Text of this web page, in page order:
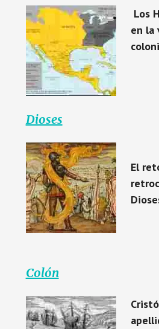
Los
en la
Dioses
El
Colón